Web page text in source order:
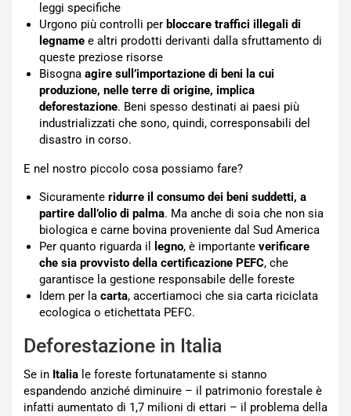
leggi specifiche
Urgono più controlli per bloccare traffici illegali di
legname e altri prodotti derivanti dalla sfruttamento di
queste preziose risorse
Bisogna agire sull’importazione di beni la cui
produzione, nelle terre di origine, implica
deforestazione. Beni spesso destinati ai paesi più
industrializzati che sono, quindi, corresponsabili del
disastro in corso.
E nel nostro piccolo cosa possiamo fare?
Sicuramente ridurre il consumo dei beni suddetti, a
partire dall’olio di palma. Ma anche di soia che non sia
biologica e carne bovina proveniente dal Sud America
Per quanto riguarda il
legno, è importante verificare
che sia provvisto della certificazione PEFC, che
garantisce la gestione responsabile delle foreste
Idem per la carta, accertiamoci che sia carta riciclata
ecologica o etichettata PEFC.
Deforestazione in Italia
Se in Italia le foreste fortunatamente si stanno
espandendo anziché diminuire – il patrimonio forestale è
infatti aumentato di 1,7 milioni di ettari – il problema della